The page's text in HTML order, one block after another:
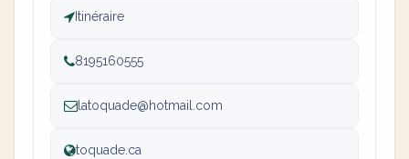
Itinéraire
8195160555
latoquade@hotmail.com
toquade.ca